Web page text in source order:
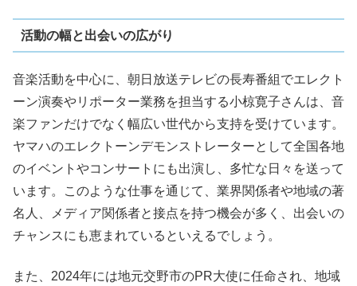
活動の幅と出会いの広がり
音楽活動を中心に、朝日放送テレビの長寿番組でエレクト
ーン演奏やリポーター業務を担当する小椋寛子さんは、音
楽ファンだけでなく幅広い世代から支持を受けています。
ヤマハのエレクトーンデモンストレーターとして全国各地
のイベントやコンサートにも出演し、多忙な日々を送って
います。このような仕事を通じて、業界関係者や地域の著
名人、メディア関係者と接点を持つ機会が多く、出会いの
チャンスにも恵まれているといえるでしょう。
また、2024年には地元交野市のPR大使に任命され、地域